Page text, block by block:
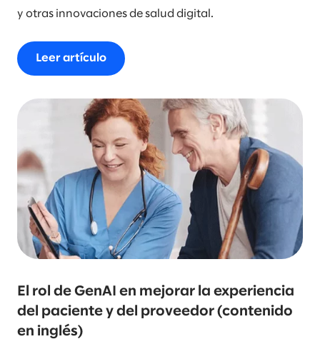
y otras innovaciones de salud digital.
Leer artículo
El rol de GenAI en mejorar la experiencia
del paciente y del proveedor (contenido
en inglés)